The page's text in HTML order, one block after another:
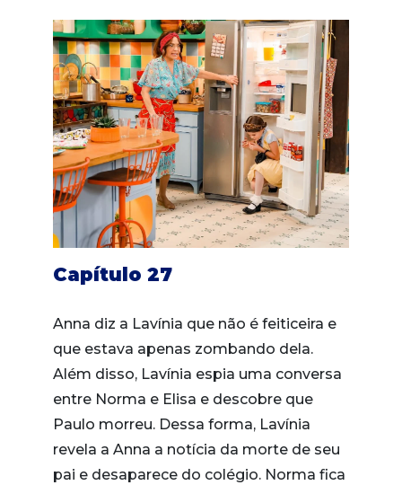
Capítulo 27
Anna diz a Lavínia que não é feiticeira e
que estava apenas zombando dela.
Além disso, Lavínia espia uma conversa
entre Norma e Elisa e descobre que
Paulo morreu. Dessa forma, Lavínia
revela a Anna a notícia da morte de seu
pai e desaparece do colégio. Norma fica